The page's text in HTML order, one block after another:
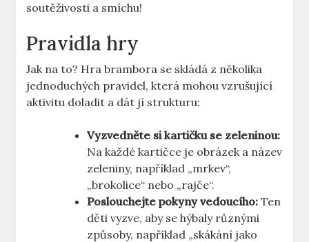
soutěživosti a smíchu!
Pravidla hry
Jak na to? Hra brambora se skládá z několika
jednoduchých pravidel, která mohou vzrušující
aktivitu doladit a dát jí strukturu:
Vyzvedněte si kartičku se zeleninou:
Na každé kartičce je obrázek a název
zeleniny, například „mrkev“,
„brokolice“ nebo „rajče“.
Poslouchejte pokyny vedoucího: Ten
děti vyzve, aby se hýbaly různými
způsoby, například „skákání jako